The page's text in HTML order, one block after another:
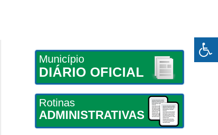
Município
DIÁRIO OFICIAL
Rotinas
ADMINISTRATIVAS